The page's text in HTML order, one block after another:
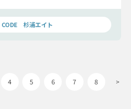
ます。
CODE 杉浦エイト
4 5 6 7 8 >